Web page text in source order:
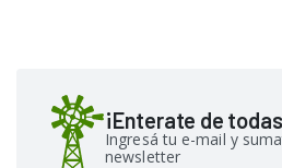
¡Enterate de
Ingresá tu e-mail y
newsletter